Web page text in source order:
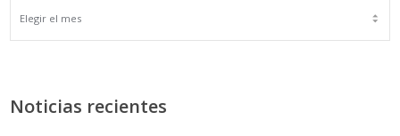
ARCHIVOS
Noticias recientes